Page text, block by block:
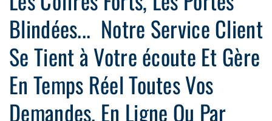
Blindées... Notre Service Client
Se Tient à Votre écoute Et Gère
En Temps Réel Toutes Vos
Demandes. En Ligne Ou Par